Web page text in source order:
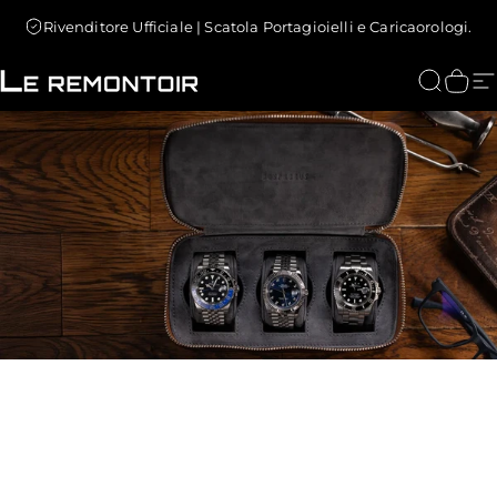
Rivenditore Ufficiale | Scatola Portagioielli e Caricaorologi.
Le Remontoir : Porta Orologi Cerca